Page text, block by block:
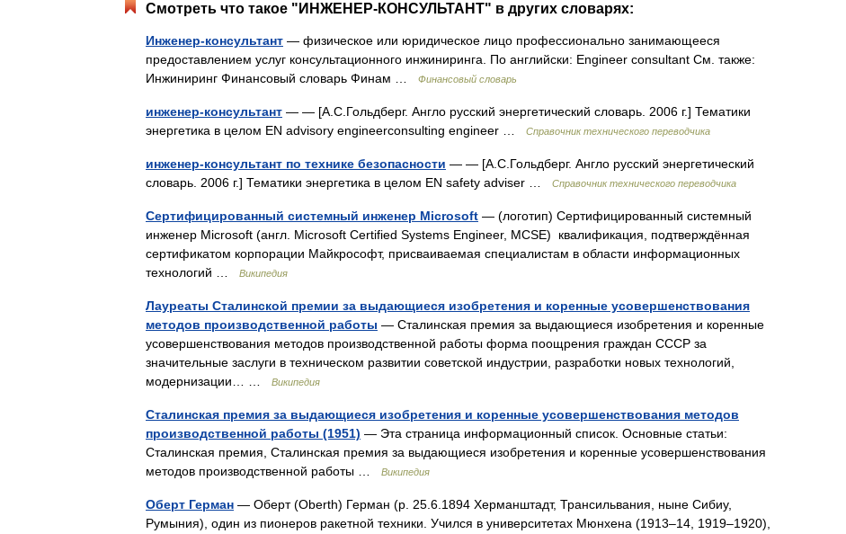
Смотреть что такое "ИНЖЕНЕР-КОНСУЛЬТАНТ" в других словарях:
Инженер-консультант — физическое или юридическое лицо профессионально занимающееся
предоставлением услуг консультационного инжиниринга. По английски: Engineer consultant См. также:
Инжиниринг Финансовый словарь Финам …
Финансовый словарь
инженер-консультант — — [А.С.Гольдберг. Англо русский энергетический словарь. 2006 г.] Тематики
энергетика в целом EN advisory engineerconsulting engineer …
Справочник технического переводчика
инженер-консультант по технике безопасности — — [А.С.Гольдберг. Англо русский энергетический
словарь. 2006 г.] Тематики энергетика в целом EN safety adviser …
Справочник технического переводчика
Сертифицированный системный инженер Microsoft — (логотип) Сертифицированный системный
инженер Microsoft (англ. Microsoft Certified Systems Engineer, MCSE) квалификация, подтверждённая
сертификатом корпорации Майкрософт, присваиваемая специалистам в области информационных
технологий …
Википедия
Лауреаты Сталинской премии за выдающиеся изобретения и коренные усовершенствования
методов производственной работы — Сталинская премия за выдающиеся изобретения и коренные
усовершенствования методов производственной работы форма поощрения граждан СССР за
значительные заслуги в техническом развитии советской индустрии, разработки новых технологий,
модернизации… …
Википедия
Сталинская премия за выдающиеся изобретения и коренные усовершенствования методов
производственной работы (1951) — Эта страница информационный список. Основные статьи:
Сталинская премия, Сталинская премия за выдающиеся изобретения и коренные усовершенствования
методов производственной работы …
Википедия
Оберт Герман — Оберт (Oberth) Герман (р. 25.6.1894 Херманштадт, Трансильвания, ныне Сибиу,
Румыния), один из пионеров ракетной техники. Учился в университетах Мюнхена (1913‒14, 1919‒1920),